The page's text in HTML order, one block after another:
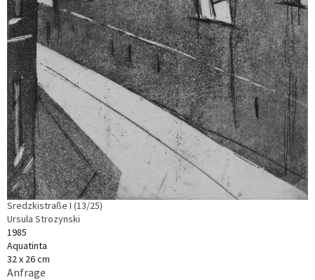
Sredzkistraße I (13/25)
Ursula Strozynski
1985
Aquatinta
32 x 26 cm
Anfrage